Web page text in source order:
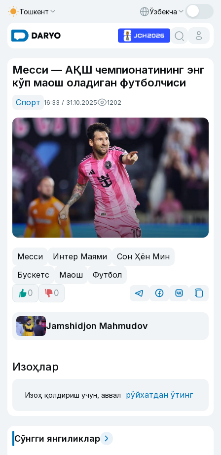
Тошкент Ўзбекча
Месси — АҚШ чемпионатининг энг
кўп маош оладиган футболчиси
Спорт 16:33 / 31.10.2025 1202
Месси Интер Маями
Сон Ҳён Мин
Бускетс
Маош
Футбол
0
0
Jamshidjon Mahmudov
Изоҳлар
Изоҳ қолдириш учун, аввал рўйхатдан ўтинг
Сўнгги янгиликлар